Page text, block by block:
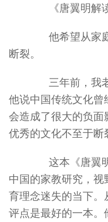
《唐翼明解读
他希望从家庭
断裂。
三年前，我老
他说中国传统文化
会造成了很大的负
优秀的文化不至于断
这本《唐翼明
中国的家教研究，
育理念迷失的当下
评点是最好的一本